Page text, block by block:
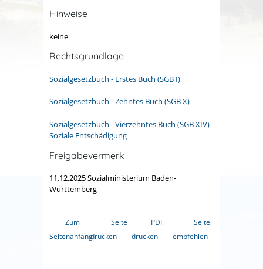
Hinweise
keine
Rechtsgrundlage
Sozialgesetzbuch - Erstes Buch (SGB I)
Sozialgesetzbuch - Zehntes Buch (SGB X)
Sozialgesetzbuch - Vierzehntes Buch (SGB XIV) -
Soziale Entschädigung
Freigabevermerk
11.12.2025 Sozialministerium Baden-
Württemberg
Zum
Seitenanfang
Seite
drucken
PDF
drucken
Seite
empfehlen